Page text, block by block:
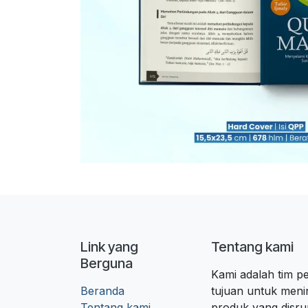
Link yang
Berguna
Beranda
Tentang kami
Kami adalah tim
tujuan untuk